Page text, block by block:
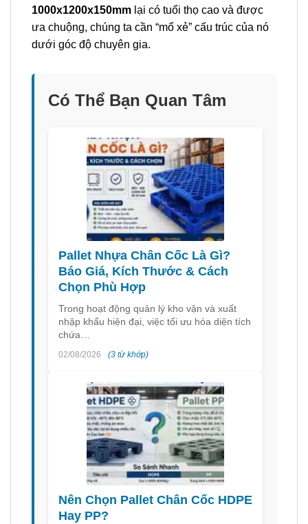
1000x1200x150mm lại có tuổi thọ cao và được
ưa chuộng, chúng ta cần “mổ xẻ” cấu trúc của nó
dưới góc độ chuyên gia.
Có Thể Bạn Quan Tâm
Pallet Nhựa Chân Cốc Là Gì?
Báo Giá, Kích Thước & Cách
Chọn Phù Hợp
Trong hoạt động quản lý kho vận và xuất
nhập khẩu hiện đại, việc tối ưu hóa diện tích
chứa…
02/08/2026 (3 từ khớp)
Nên Chọn Pallet Chân Cốc HDPE
Hay PP?